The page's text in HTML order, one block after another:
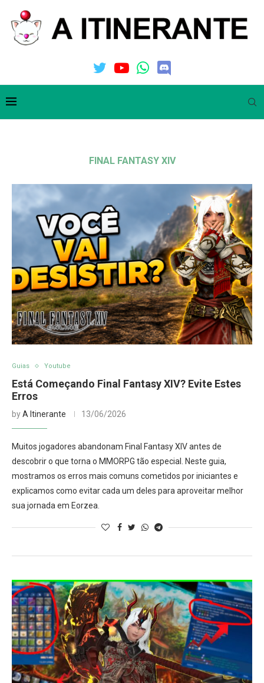
FINAL FANTASY XIV
Guias Youtube
Está Começando Final Fantasy XIV? Evite Estes
Erros
byA Itinerante 13/06/2026
Muitos jogadores abandonam Final Fantasy XIV antes de
descobrir o que torna o MMORPG tão especial. Neste guia,
mostramos os erros mais comuns cometidos por iniciantes e
explicamos como evitar cada um deles para aproveitar melhor
sua jornada em Eorzea.